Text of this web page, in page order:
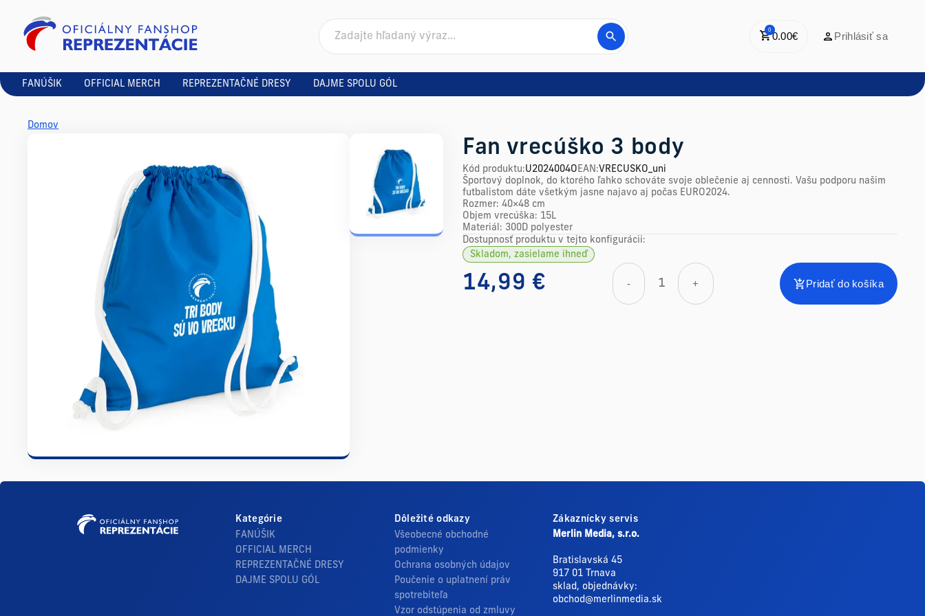
0
0.00€ Prihlásiť sa
FANÚŠIK OFFICIAL MERCH REPREZENTAČNÉ DRESY DAJME SPOLU GÓL
Domov
Fan vrecúško 3 body
Kód produktu:U2024004OEAN:VRECUSKO_uni
Športový doplnok, do ktorého ľahko schováte svoje oblečenie aj cennosti. Vašu podporu našim
futbalistom dáte všetkým jasne najavo aj počas EURO2024.
Rozmer: 40×48 cm
Objem vrecúška: 15L
Materiál: 300D polyester
Dostupnosť produktu v tejto konfigurácii:
Skladom, zasielame ihneď
14,99 € - + Pridať do košíka
Kategórie
FANÚŠIK
OFFICIAL MERCH
REPREZENTAČNÉ DRESY
DAJME SPOLU GÓL
Dôležité odkazy
Všeobecné obchodné
podmienky
Ochrana osobných údajov
Poučenie o uplatnení práv
spotrebiteľa
Vzor odstúpenia od zmluvy
Zákaznícky servis
Merlin Media, s.r.o.
Bratislavská 45
917 01 Trnava
sklad, objednávky:
obchod@merlinmedia.sk